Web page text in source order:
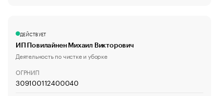
ДЕЙСТВУЕТ
ИП Повилайнен Михаил Викторович
Деятельность по чистке и уборке
ОГРНИП
309100112400040